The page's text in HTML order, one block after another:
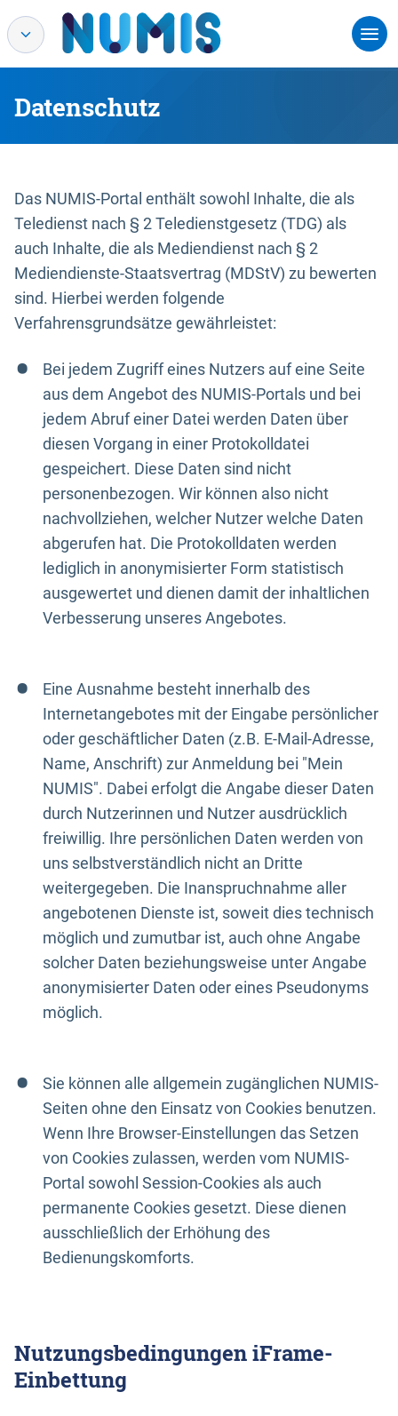
Datenschutz
Das NUMIS-Portal enthält sowohl Inhalte, die als
Teledienst nach § 2 Teledienstgesetz (TDG) als
auch Inhalte, die als Mediendienst nach § 2
Mediendienste-Staatsvertrag (MDStV) zu bewerten
sind. Hierbei werden folgende
Verfahrensgrundsätze gewährleistet:
Bei jedem Zugriff eines Nutzers auf eine Seite
aus dem Angebot des NUMIS-Portals und bei
jedem Abruf einer Datei werden Daten über
diesen Vorgang in einer Protokolldatei
gespeichert. Diese Daten sind nicht
personenbezogen. Wir können also nicht
nachvollziehen, welcher Nutzer welche Daten
abgerufen hat. Die Protokolldaten werden
lediglich in anonymisierter Form statistisch
ausgewertet und dienen damit der inhaltlichen
Verbesserung unseres Angebotes.
Eine Ausnahme besteht innerhalb des
Internetangebotes mit der Eingabe persönlicher
oder geschäftlicher Daten (z.B. E-Mail-Adresse,
Name, Anschrift) zur Anmeldung bei "Mein
NUMIS". Dabei erfolgt die Angabe dieser Daten
durch Nutzerinnen und Nutzer ausdrücklich
freiwillig. Ihre persönlichen Daten werden von
uns selbstverständlich nicht an Dritte
weitergegeben. Die Inanspruchnahme aller
angebotenen Dienste ist, soweit dies technisch
möglich und zumutbar ist, auch ohne Angabe
solcher Daten beziehungsweise unter Angabe
anonymisierter Daten oder eines Pseudonyms
möglich.
Sie können alle allgemein zugänglichen NUMIS-
Seiten ohne den Einsatz von Cookies benutzen.
Wenn Ihre Browser-Einstellungen das Setzen
von Cookies zulassen, werden vom NUMIS-
Portal sowohl Session-Cookies als auch
permanente Cookies gesetzt. Diese dienen
ausschließlich der Erhöhung des
Bedienungskomforts.
Nutzungsbedingungen iFrame-
Einbettung